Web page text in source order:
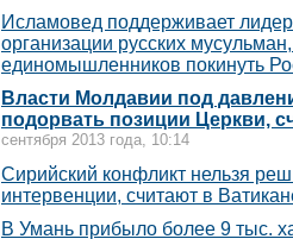
Исламовед поддерживает
организации русских
единомышленников покинуть
Власти Молдавии под
подорвать позиции Церкви,
сентября 2013 года, 10:14
Сирийский конфликт нельзя
интервенции, считают в
В Умань прибыло более 9 тыс.